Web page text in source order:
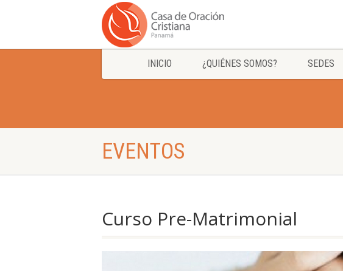
INICIO ¿QUIÉNES SOMOS? SEDES
EVENTOS
Curso Pre-Matrimonial